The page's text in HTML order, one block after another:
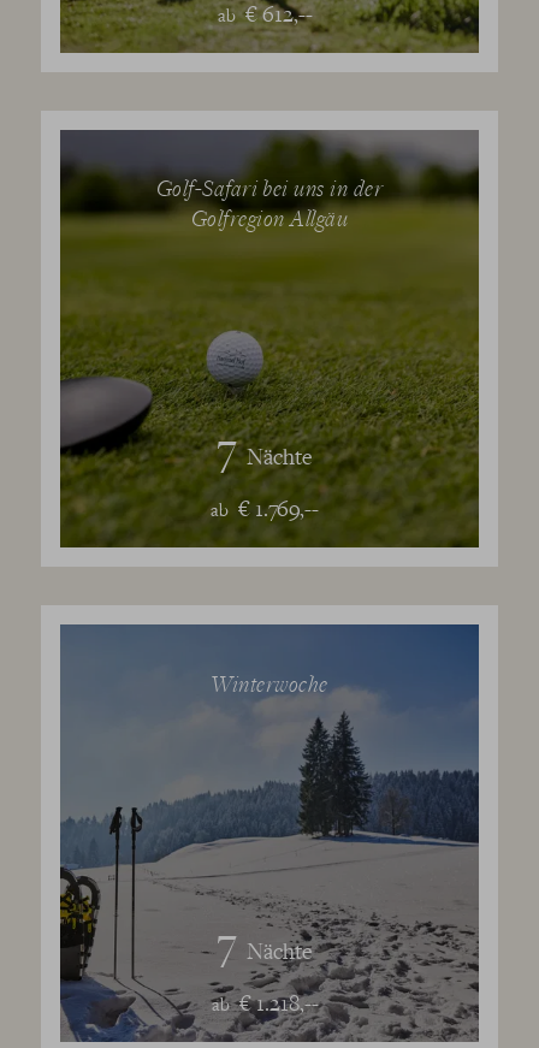
ab € 612,--
Golf-Safari bei uns in der
Golfregion Allgäu
7 Nächte
ab € 1.769,--
Winterwoche
7 Nächte
ab € 1.218,--